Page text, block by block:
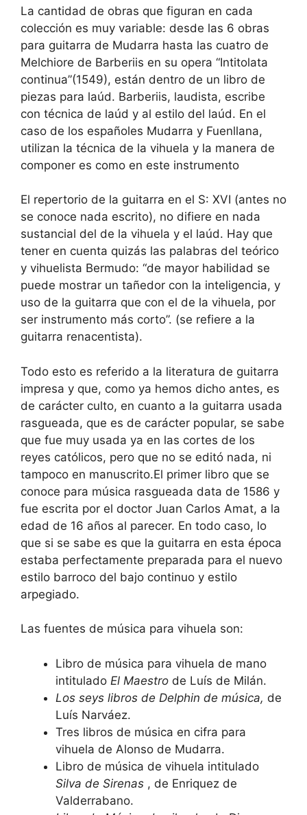
La cantidad de obras que figuran en cada
colección es muy variable: desde las 6 obras
para guitarra de Mudarra hasta las cuatro de
Melchiore de Barberiis en su opera “Intitolata
continua”(1549), están dentro de un libro de
piezas para laúd. Barberiis, laudista, escribe
con técnica de laúd y al estilo del laúd. En el
caso de los españoles Mudarra y Fuenllana,
utilizan la técnica de la vihuela y la manera de
componer es como en este instrumento
El repertorio de la guitarra en el S: XVI (antes no
se conoce nada escrito), no difiere en nada
sustancial del de la vihuela y el laúd. Hay que
tener en cuenta quizás las palabras del teórico
y vihuelista Bermudo: “de mayor habilidad se
puede mostrar un tañedor con la inteligencia, y
uso de la guitarra que con el de la vihuela, por
ser instrumento más corto”. (se refiere a la
guitarra renacentista).
Todo esto es referido a la literatura de guitarra
impresa y que, como ya hemos dicho antes, es
de carácter culto, en cuanto a la guitarra usada
rasgueada, que es de carácter popular, se sabe
que fue muy usada ya en las cortes de los
reyes católicos, pero que no se editó nada, ni
tampoco en manuscrito.El primer libro que se
conoce para música rasgueada data de 1586 y
fue escrita por el doctor Juan Carlos Amat, a la
edad de 16 años al parecer. En todo caso, lo
que si se sabe es que la guitarra en esta época
estaba perfectamente preparada para el nuevo
estilo barroco del bajo continuo y estilo
arpegiado.
Las fuentes de música para vihuela son:
Libro de música para vihuela de mano
intitulado El Maestro de Luís de Milán.
Los seys libros de Delphin de música, de
Luís Narváez.
Tres libros de música en cifra para
vihuela de Alonso de Mudarra.
Libro de música de vihuela intitulado
Silva de Sirenas , de Enriquez de
Valderrabano.